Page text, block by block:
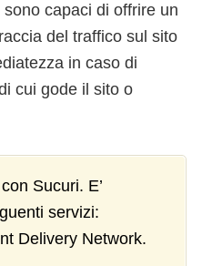
capaci di offrire un
del traffico sul sito
in caso di
cui gode il sito o
Sucuri. E’
servizi:
Delivery Network.